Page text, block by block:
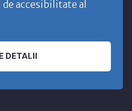
accesibilitate al
DETALII